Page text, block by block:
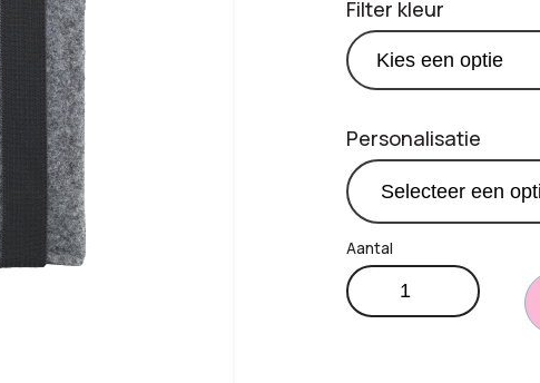
Filter kleur
Personalisatie
Productprijs:
RPET
Paspoorthoes